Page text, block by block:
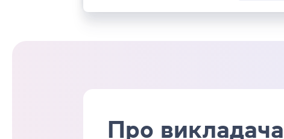
Про викладача